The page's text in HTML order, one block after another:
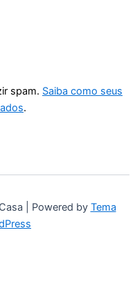
spam. Saiba como seus
.
| Powered by Tema